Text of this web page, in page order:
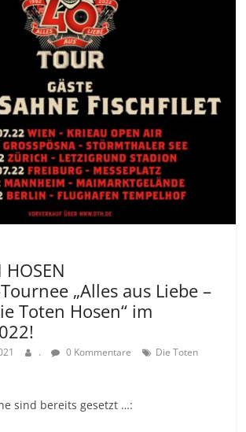
HOSEN
„Alles aus Liebe –
Toten Hosen“ im
. 0 Kommentare
Die Toten
sind bereits gesetzt …: